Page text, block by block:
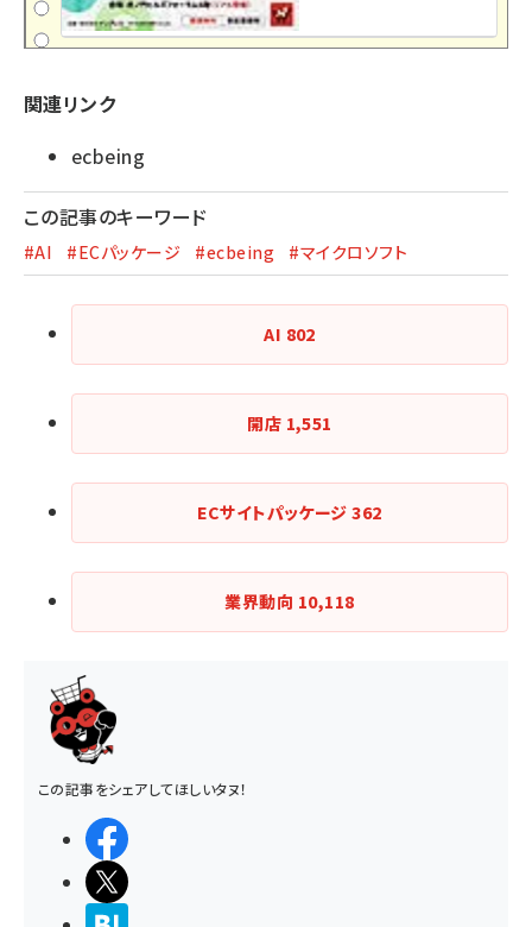
関連リンク
ecbeing
この記事のキーワード
#AI #ECパッケージ #ecbeing #マイクロソフト
AI 802
開店 1,551
ECサイトパッケージ362
業界動向 10,118
この記事をシェアしてほしいタヌ！